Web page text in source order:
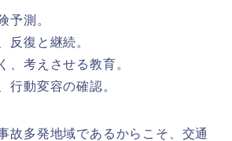
予測。
反復と継続。
、考えさせる教育。
行動変容の確認。
故多発地域であるからこそ、交通